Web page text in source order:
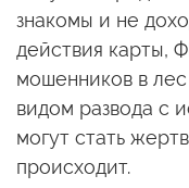
знакомы и не
действия карты,
мошенников в
видом развода с
могут стать
происходит.